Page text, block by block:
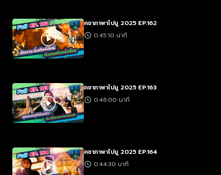
คชาภาพาไปมู 2025 EP.162
0:45:10 นาที
คชาภาพาไปมู 2025 EP.163
0:46:00 นาที
คชาภาพาไปมู 2025 EP.164
0:44:30 นาที